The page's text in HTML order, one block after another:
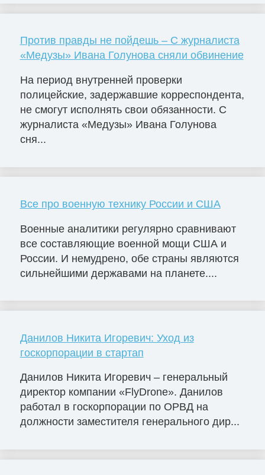
Против правды не пойдешь – С журналиста
«Медузы» Ивана Голунова сняли обвинение
На период внутренней проверки
полицейские, задержавшие корреспондента,
не смогут исполнять свои обязанности. С
журналиста «Медузы» Ивана Голунова
сня...
Все про военную технику России и США
Военные аналитики регулярно сравнивают
все составляющие военной мощи США и
России. И немудрено, обе страны являются
сильнейшими державами на планете....
Данилов Никита Игоревич: Уход из
госкорпорации в стартап
Данилов Никита Игоревич – генеральный
директор компании «FlyDrone». Данилов
работал в госкорпорации по ОРВД на
должности заместителя генерального дир...